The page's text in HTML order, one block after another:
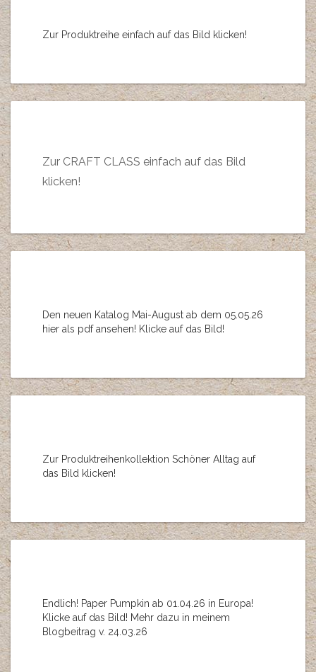
Zur Produktreihe einfach auf das Bild klicken!
Zur CRAFT CLASS einfach auf das Bild
klicken!
Den neuen Katalog Mai-August ab dem 05.05.26
hier als pdf ansehen! Klicke auf das Bild!
Zur Produktreihenkollektion Schöner Alltag auf
das Bild klicken!
Endlich! Paper Pumpkin ab 01.04.26 in Europa!
Klicke auf das Bild! Mehr dazu in meinem
Blogbeitrag v. 24.03.26